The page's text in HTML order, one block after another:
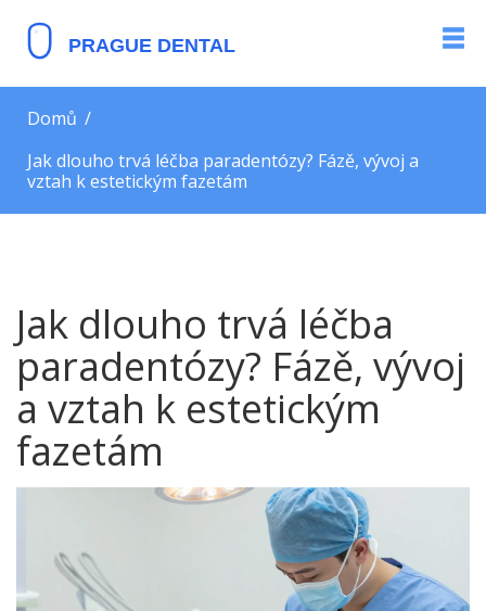
Domů
Jak dlouho trvá léčba paradentózy? Fázě, vývoj a
vztah k estetickým fazetám
Jak dlouho trvá léčba
paradentózy? Fázě, vývoj
a vztah k estetickým
fazetám